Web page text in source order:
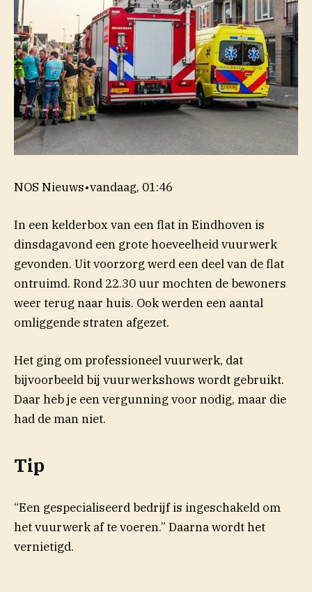
NOS Nieuws•vandaag, 01:46
In een kelderbox van een flat in Eindhoven is
dinsdagavond een grote hoeveelheid vuurwerk
gevonden. Uit voorzorg werd een deel van de flat
ontruimd. Rond 22.30 uur mochten de bewoners
weer terug naar huis. Ook werden een aantal
omliggende straten afgezet.
Het ging om professioneel vuurwerk, dat
bijvoorbeeld bij vuurwerkshows wordt gebruikt.
Daar heb je een vergunning voor nodig, maar die
had de man niet.
Tip
“Een gespecialiseerd bedrijf is ingeschakeld om
het vuurwerk af te voeren.” Daarna wordt het
vernietigd.